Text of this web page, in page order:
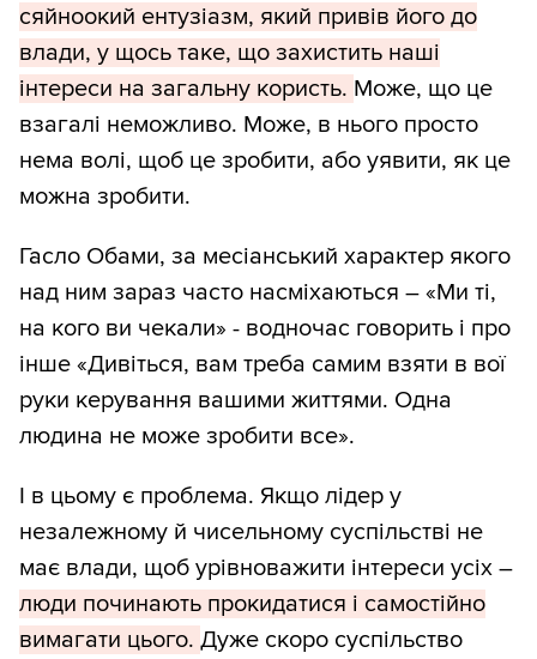
сяйноокий ентузіазм, який привів його до
влади, у щось таке, що захистить наші
інтереси на загальну користь. Може, що це
взагалі неможливо. Може, в нього просто
нема волі, щоб це зробити, або уявити, як це
можна зробити.
Гасло Обами, за месіанський характер якого
над ним зараз часто насміхаються – «Ми ті,
на кого ви чекали» - водночас говорить і про
інше «Дивіться, вам треба самим взяти в вої
руки керування вашими життями. Одна
людина не може зробити все».
І в цьому є проблема. Якщо лідер у
незалежному й чисельному суспільстві не
має влади, щоб урівноважити інтереси усіх –
люди починають прокидатися і самостійно
вимагати цього. Дуже скоро суспільство